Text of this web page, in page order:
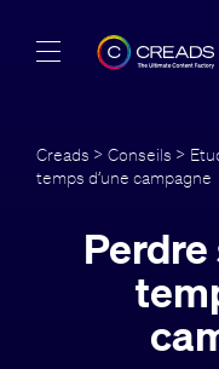
Offres
À propos
Creads > Conseils >
temps d’une campagne
Perdre